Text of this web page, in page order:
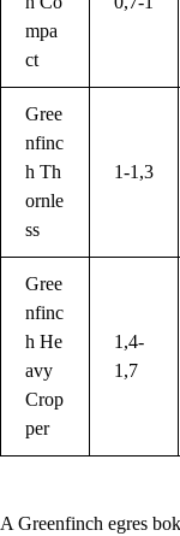
mpa
ct
Gree
nfinc
h Th
ornle
ss
1-1,3
Gree
nfinc
h He
avy
Crop
per
1,4-
1,7
A Greenfinch egres